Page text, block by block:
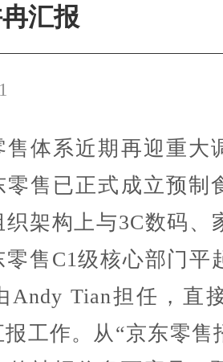
汇报
系近期再迎重大
零售已正式成立预制
架构上与3C数码、
售C1级核心部门平
Andy Tian担任，直
报工作。从“京东零售